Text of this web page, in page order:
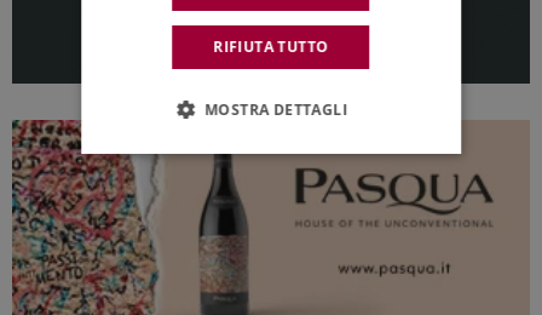
RIFIUTA TUTTO
MOSTRA DETTAGLI